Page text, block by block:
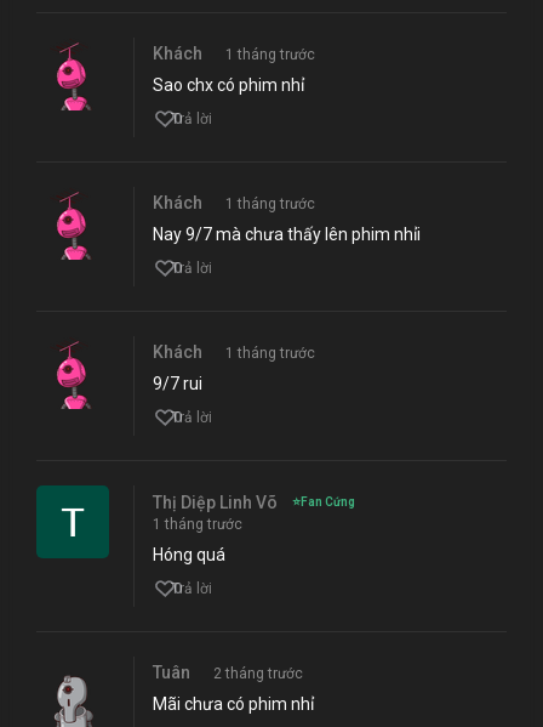
Khách 1 tháng trước
Sao chx có phim nhỉ
0
Trả lời
Khách 1 tháng trước
Nay 9/7 mà chưa thấy lên phim nhỉi
0
Trả lời
Khách 1 tháng trước
9/7 rui
0
Trả lời
Thị Diệp Linh Võ ⭐Fan Cứng
1 tháng trước
Hóng quá
0
Trả lời
Tuân 2 tháng trước
Mãi chưa có phim nhỉ